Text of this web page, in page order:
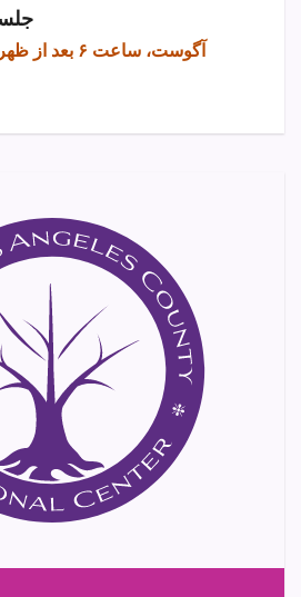
۱۲ آگوست، ساعت ۶ بعد از ظهر